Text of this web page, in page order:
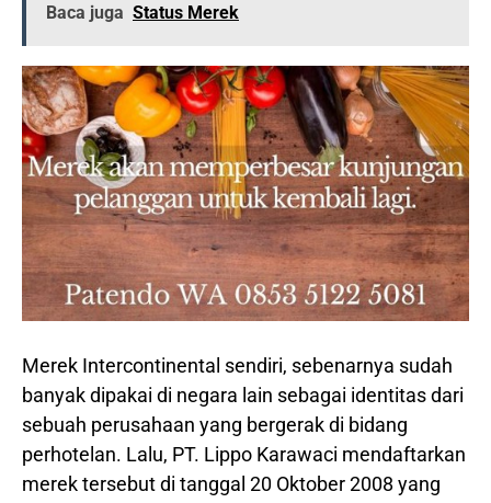
Baca juga Status Merek
Merek Intercontinental sendiri, sebenarnya sudah
banyak dipakai di negara lain sebagai identitas dari
sebuah perusahaan yang bergerak di bidang
perhotelan. Lalu, PT. Lippo Karawaci mendaftarkan
merek tersebut di tanggal 20 Oktober 2008 yang